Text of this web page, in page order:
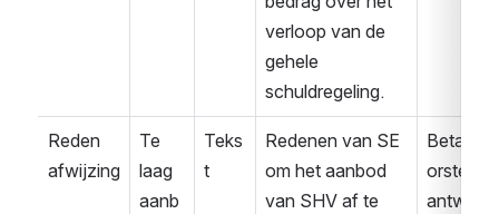
verloop van de
gehele
schuldregeling.
Reden
afwijzing
Te
laag
aanb
Teks
t
Redenen van SE
om het aanbod
van SHV af te
Betaalvo
orstel